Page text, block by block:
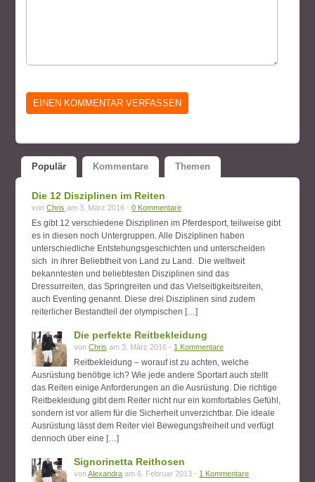
Populär Kommentare Themen
Die 12 Disziplinen im Reiten
vonChris am 3. März 2016 -0 Kommentare
Es gibt 12 verschiedene Disziplinen im Pferdesport, teilweise gibt
es in diesen noch Untergruppen. Alle Disziplinen haben
unterschiedliche Entstehungsgeschichten und unterscheiden
sich in ihrer Beliebtheit von Land zu Land. Die weltweit
bekanntesten und beliebtesten Disziplinen sind das
Dressurreiten, das Springreiten und das Vielseitigkeitsreiten,
auch Eventing genannt. Diese drei Disziplinen sind zudem
reiterlicher Bestandteil der olympischen […]
Die perfekte Reitbekleidung
vonChris am 3. März 2016 - 1 Kommentare
Reitbekleidung – worauf ist zu achten, welche
Ausrüstung benötige ich? Wie jede andere Sportart auch stellt
das Reiten einige Anforderungen an die Ausrüstung. Die richtige
Reitbekleidung gibt dem Reiter nicht nur ein komfortables Gefühl,
sondern ist vor allem für die Sicherheit unverzichtbar. Die ideale
Ausrüstung lässt dem Reiter viel Bewegungsfreiheit und verfügt
dennoch über eine […]
Signorinetta Reithosen
vonAlexandra am 6. Februar 2013 - 1 Kommentare